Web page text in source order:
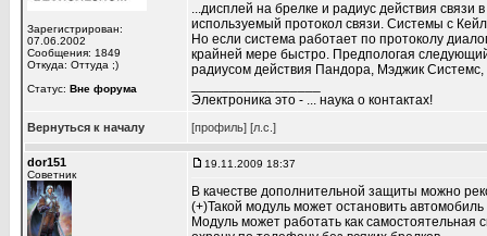
Зарегистрирован:
07.06.2002
Сообщения: 1849
Откуда: Оттуда ;)
Статус: Вне форума
...дисплей на брелке и радиус действия
используемый протокол связи. Системы с
Но если система работает по протоколу
крайней мере быстро. Предпологая
радиусом действия Пандора, Мэджик
Электроника это - ... наука о контактах!
Вернуться к началу [профиль] [л.с.]
dor151
Советник
19.11.2009 18:37
В качестве дополнительной защиты можно
(+)Такой модуль может остановить
Модуль может работать как